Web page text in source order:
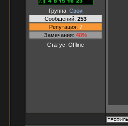
Группа: Свои
Сообщений: 253
Репутация: 7
Замечания: 40%
Статус: Offline